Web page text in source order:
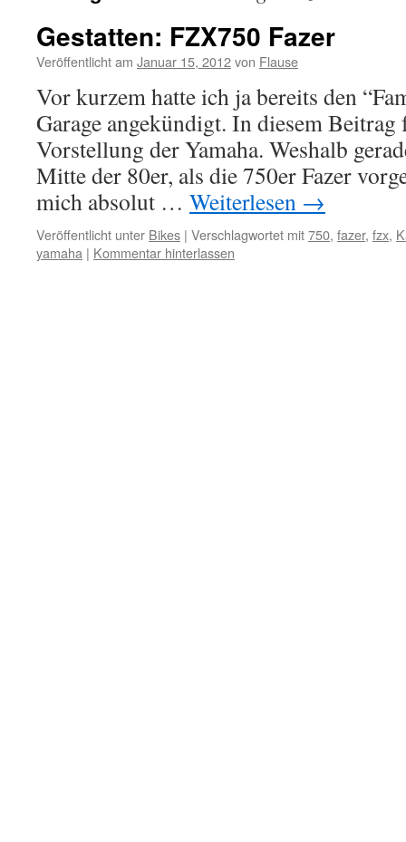
Gestatten: FZX750 Fazer
Veröffentlicht am Januar 15, 2012von Flause
Vor kurzem hatte ich ja bereits den
Garage angekündigt. In diesem
Vorstellung der Yamaha. Weshalb
Mitte der 80er, als die 750er Fazer
mich absolut … Weiterlesen →
Veröffentlicht unter Bikes | Verschlagwortet mit750, fazer, fzx,
yamaha | Kommentar hinterlassen